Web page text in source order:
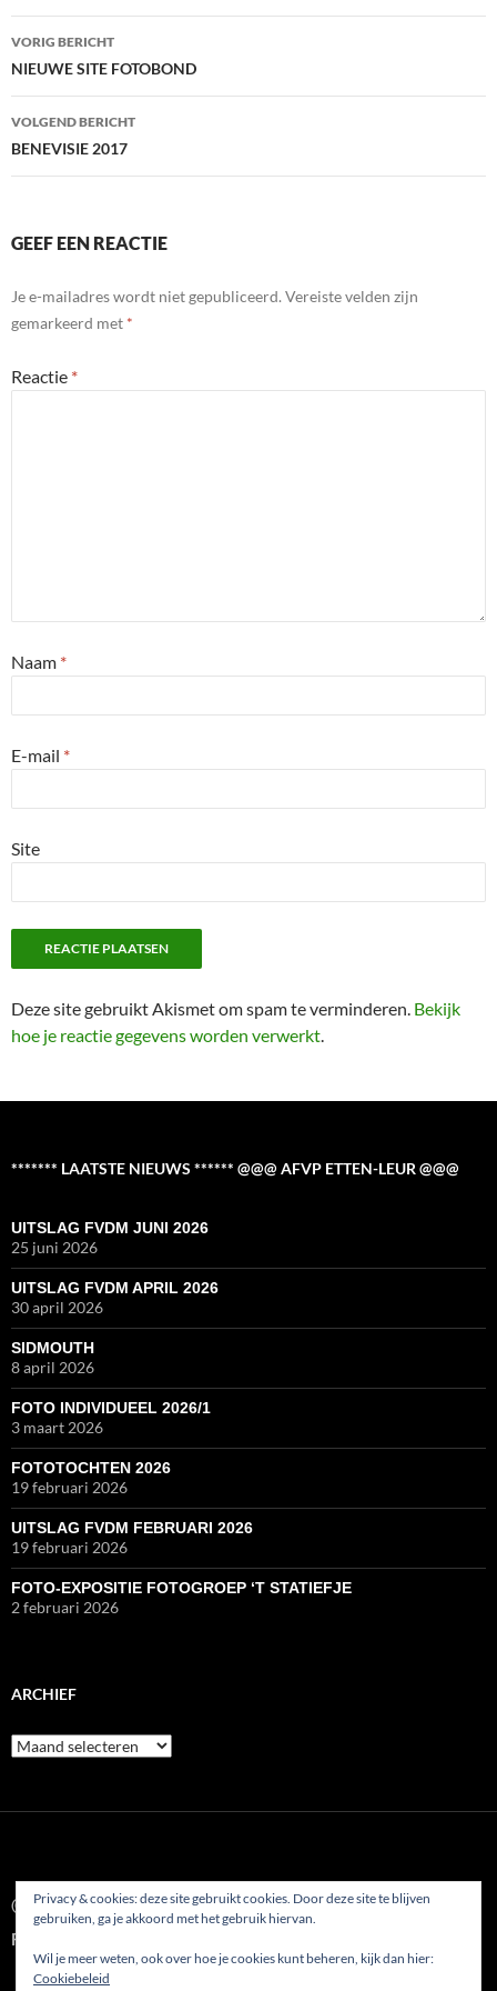
Bericht
navigatie
VORIG BERICHT
NIEUWE SITE FOTOBOND
VOLGEND BERICHT
BENEVISIE 2017
GEEF EEN REACTIE
Je e-mailadres wordt niet gepubliceerd.Vereiste velden zijn
gemarkeerd met *
Reactie *
Naam *
E-mail *
Site
Deze site gebruikt Akismet om spam te verminderen. Bekijk
hoe je reactie gegevens worden verwerkt.
******* LAATSTE NIEUWS ****** @@@ AFVP ETTEN-LEUR @@@
UITSLAG FVDM JUNI 2026
25 juni 2026
UITSLAG FVDM APRIL 2026
30 april 2026
SIDMOUTH
8 april 2026
FOTO INDIVIDUEEL 2026/1
3 maart 2026
FOTOTOCHTEN 2026
19 februari 2026
UITSLAG FVDM FEBRUARI 2026
19 februari 2026
FOTO-EXPOSITIE FOTOGROEP ‘T STATIEFJE
2 februari 2026
ARCHIEF
Archief
© 2022
Fotoclub AFVP Etten-Leur
Privacy & cookies: deze site gebruikt cookies. Door deze site te blijven
gebruiken, ga je akkoord met het gebruik hiervan.
Wil je meer weten, ook over hoe je cookies kunt beheren, kijk dan hier:
Cookiebeleid